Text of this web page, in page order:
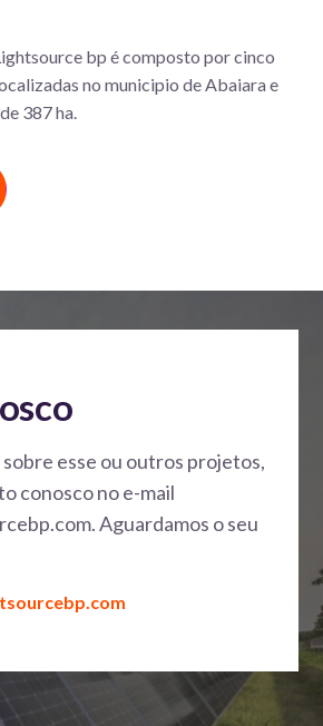
bp é composto por cinco
no municipio de Abaiara e
387 ha.
sobre esse ou outros projetos,
conosco no e-mail
Aguardamos o seu